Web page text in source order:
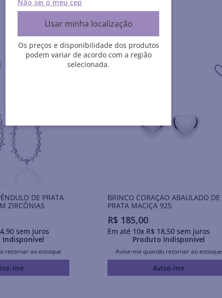
DE PRATA
ZIRCÔNIAS
,90sem juros
retornar ao estoque
me
BRINCO CORAÇÃO ABAULADO DE
PRATA MACIÇA 925
R$ 185,00
Em até 10x R$ 18,50sem juros
Produto Indisponível
Avise-me quando retornar ao estoque
Avise-me
Não sei o meu cep
Usar minha localização
Os preços e disponibilidade dos produtos
podem variar de acordo com a região
selecionada.